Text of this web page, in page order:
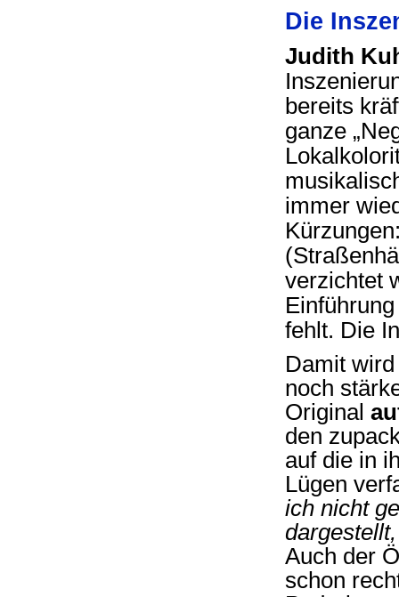
Die
Judith
bereits
ganze
immer
verzichtet
fehlt. Die
Damit
noch
Original
den
auf die in
Lügen
ich nicht
Auch der
schon